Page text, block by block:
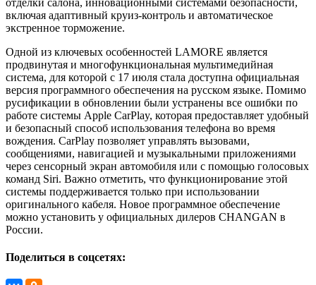
включая адаптивный круиз-контроль и автоматическое
экстренное торможение.
Одной из ключевых особенностей LAMORE является
продвинутая и многофункциональная мультимедийная
система, для которой с 17 июля стала доступна официальная
версия программного обеспечения на русском языке. Помимо
русификации в обновлении были устранены все ошибки по
работе системы Apple CarPlay, которая предоставляет удобный
и безопасный способ использования телефона во время
вождения. CarPlay позволяет управлять вызовами,
сообщениями, навигацией и музыкальными приложениями
через сенсорный экран автомобиля или с помощью голосовых
команд Siri. Важно отметить, что функционирование этой
системы поддерживается только при использовании
оригинального кабеля. Новое программное обеспечение
можно установить у официальных дилеров CHANGAN в
России.
Поделиться в соцсетях: